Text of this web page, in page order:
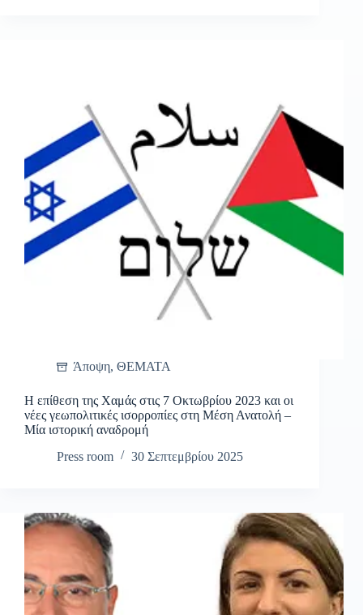
Άποψη, ΘΕΜΑΤΑ
Η επίθεση της Χαμάς στις 7 Οκτωβρίου 2023 και οι
νέες γεωπολιτικές ισορροπίες στη Μέση Ανατολή –
Μία ιστορική αναδρομή
Press room
30 Σεπτεμβρίου 2025